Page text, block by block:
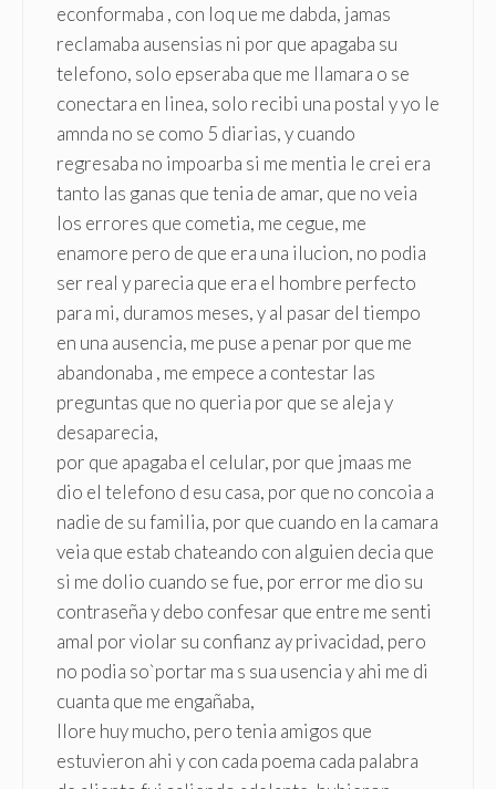
econformaba , con loq ue me dabda, jamas
reclamaba ausensias ni por que apagaba su
telefono, solo epseraba que me llamara o se
conectara en linea, solo recibi una postal y yo le
amnda no se como 5 diarias, y cuando
regresaba no impoarba si me mentia le crei era
tanto las ganas que tenia de amar, que no veia
los errores que cometia, me cegue, me
enamore pero de que era una ilucion, no podia
ser real y parecia que era el hombre perfecto
para mi, duramos meses, y al pasar del tiempo
en una ausencia, me puse a penar por que me
abandonaba , me empece a contestar las
preguntas que no queria por que se aleja y
desaparecia,
por que apagaba el celular, por que jmaas me
dio el telefono d esu casa, por que no concoia a
nadie de su familia, por que cuando en la camara
veia que estab chateando con alguien decia que
si me dolio cuando se fue, por error me dio su
contraseña y debo confesar que entre me senti
amal por violar su confianz ay privacidad, pero
no podia so`portar ma s sua usencia y ahi me di
cuanta que me engañaba,
llore huy mucho, pero tenia amigos que
estuvieron ahi y con cada poema cada palabra